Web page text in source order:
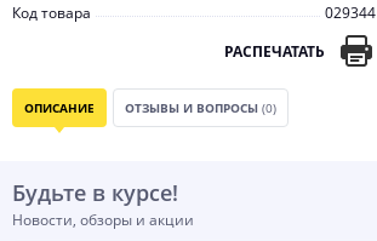
Код товара
029344
РАСПЕЧАТАТЬ
ОПИСАНИЕ ОТЗЫВЫ И ВОПРОСЫ (0)
Будьте в курсе!
Новости, обзоры и акции